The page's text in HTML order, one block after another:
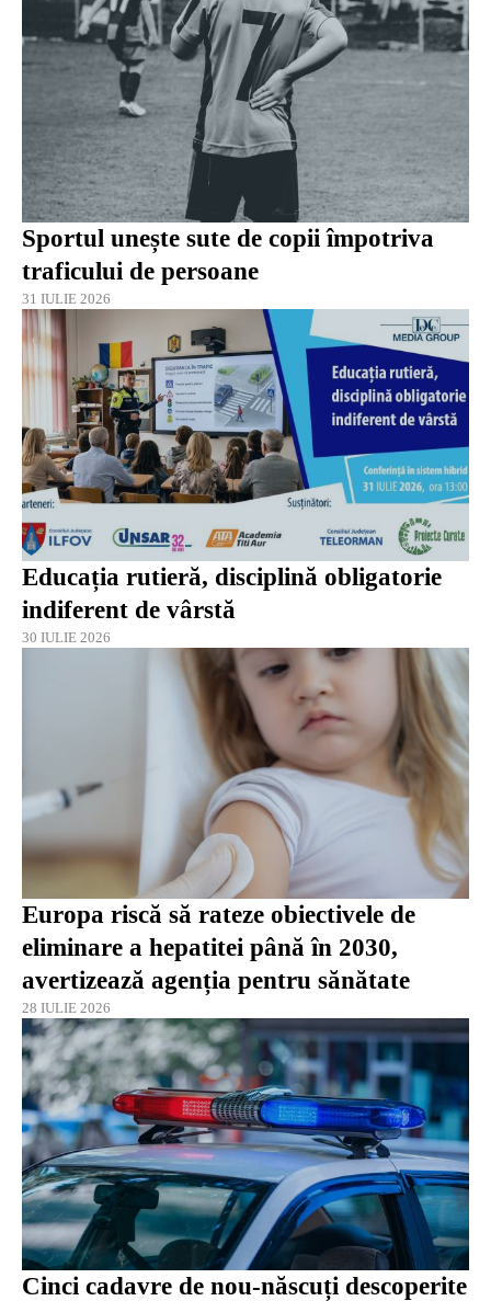
Sportul unește sute de copii împotriva
traficului de persoane
31 IULIE 2026
Educația rutieră, disciplină obligatorie
indiferent de vârstă
30 IULIE 2026
Europa riscă să rateze obiectivele de
eliminare a hepatitei până în 2030,
avertizează agenția pentru sănătate
28 IULIE 2026
Cinci cadavre de nou-născuți descoperite